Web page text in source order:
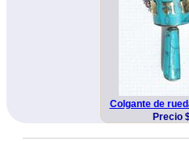
Colgante de
Precio